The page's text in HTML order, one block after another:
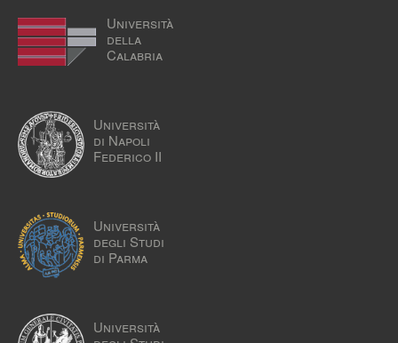
Università
della
Calabria
Università
di Napoli
Federico II
Università
degli Studi
di Parma
Università